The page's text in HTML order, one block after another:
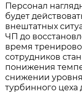
Персонал
будет
внештатных
ЧП до
время
сотрудников
понижения
снижении
турбинного цеха